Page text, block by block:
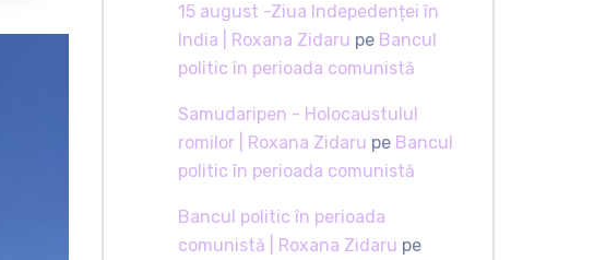
15 august -Ziua Indepedenței în
India | Roxana Zidaru pe Bancul
politic în perioada comunistă
Samudaripen - Holocaustulul
romilor | Roxana Zidaru pe Bancul
politic în perioada comunistă
Bancul politic în perioada
comunistă | Roxana Zidaru pe